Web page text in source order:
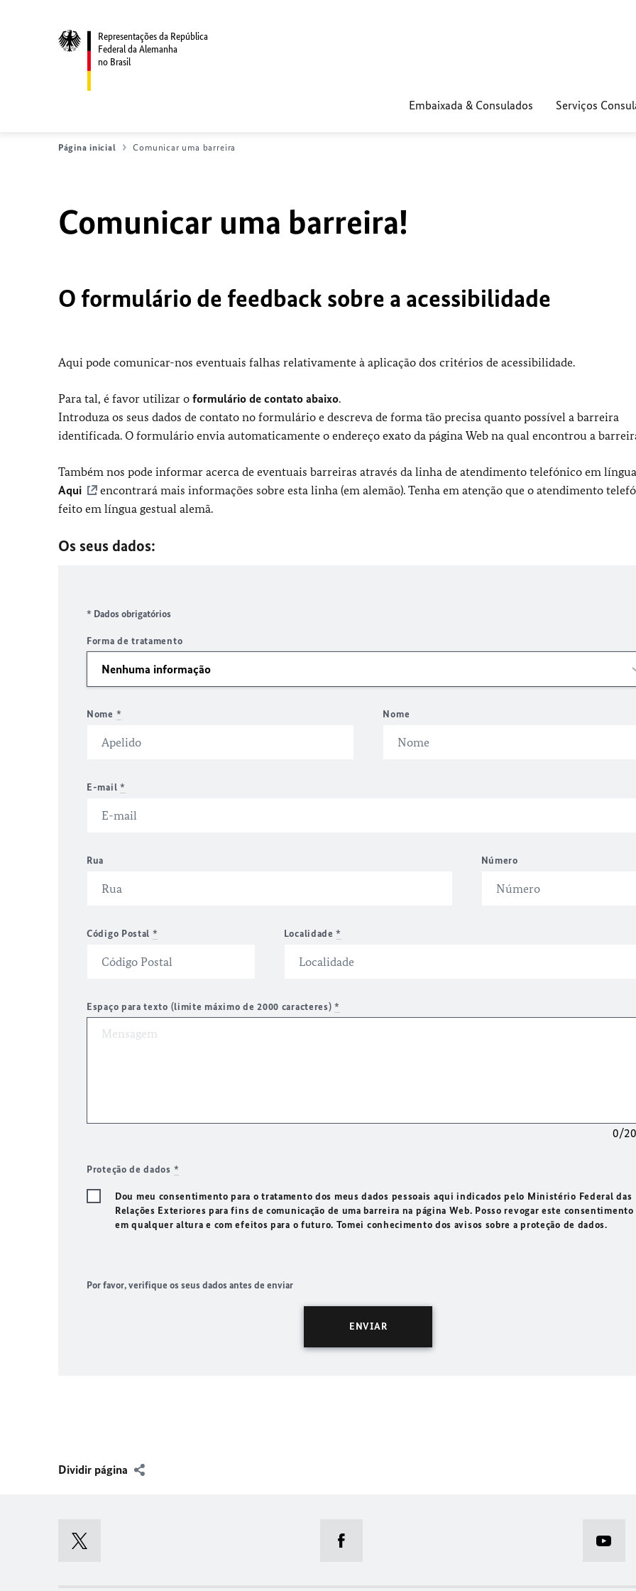
Representações da República
Federal da Alemanha
no Brasil
Embaixada & Consulados Serviços
Página inicial Comunicar uma barreira
Comunicar uma barreira!
O formulário de feedback sobre a acessibilidade
Aqui pode comunicar-nos eventuais falhas relativamente à aplicação dos critérios de acessibilidade.
Para tal, é favor utilizar o formulário de contato abaixo.
Introduza os seus dados de contato no formulário e descreva de forma tão precisa quanto possível a barreira
identificada. O formulário envia automaticamente o endereço exato da página Web na qual encontrou a
Também nos pode informar acerca de eventuais barreiras através da linha de atendimento telefónico em
Aqui
encontrará mais informações sobre esta linha (em alemão). Tenha em atenção que o atendimento
feito em língua gestual alemã.
Os seus dados:
* Dados obrigatórios
Forma de tratamento
Nome * Nome
E-mail *
Rua Número
Código Postal * Localidade*
Espaço para texto (limite máximo de 2000 caracteres)*
0/
Proteção de dados *
Dou meu consentimento para o tratamento dos meus dados pessoais aqui indicados pelo Ministério Federal das
Relações Exteriores para fins de comunicação de uma barreira na página Web. Posso revogar este consentimento
em qualquer altura e com efeitos para o futuro. Tomei conhecimento dos avisos sobre a proteção de dados.
Por favor, verifique os seus dados antes de enviar
Dividir página